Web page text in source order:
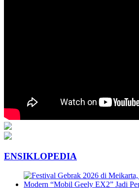
ENSIKLOPEDIA